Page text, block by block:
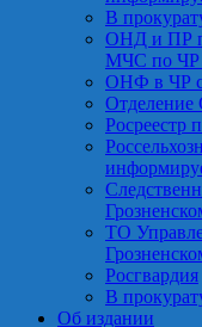
В
ОНД и ПР
МЧС по ЧР
ОНФ в ЧР
Росреестр
ТО
Росгвардия
В
Об издании